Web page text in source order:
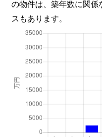
の物件は、築年数に関
スもあります。